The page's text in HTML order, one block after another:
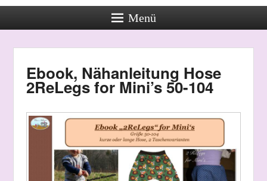
Menü
Ebook, Nähanleitung Hose
2ReLegs for Mini’s 50-104